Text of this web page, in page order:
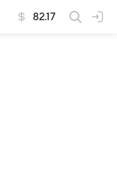
82.17